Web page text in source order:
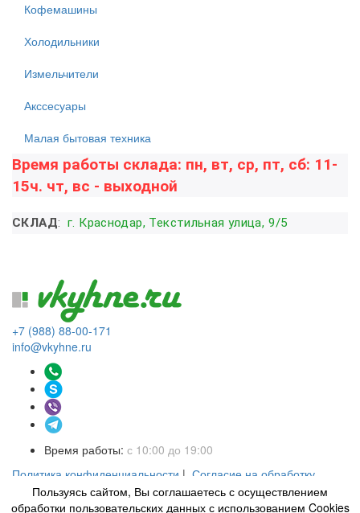
Кофемашины
Холодильники
Измельчители
Акссесуары
Малая бытовая техника
Время работы склада: пн, вт, ср, пт, сб: 11-
15ч. чт, вс - выходной
СКЛАД: г. Краснодар, Текстильная улица, 9/5
+7 (988) 88-00-171
info@vkyhne.ru
Время работы: с 10:00 до 19:00
Политика конфиденциальности | Согласие на обработку
персональных данных |Пользовательское соглашение
Сделано в Creative Solution
Интернет-магазин кухонной
Пользуясь сайтом, Вы соглашаетесь с осуществлением
обработки пользовательских данных с использованием Cookies